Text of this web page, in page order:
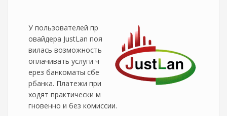
У пользователей пр
овайдера JustLan поя
вилась возможность
оплачивать услуги ч
ерез банкоматы сбе
рбанка. Платежи при
ходят практически м
гновенно и без комиссии.